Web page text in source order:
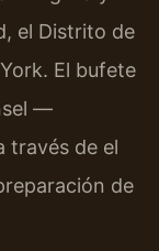
el Distrito de
El bufete
—
través de el
de